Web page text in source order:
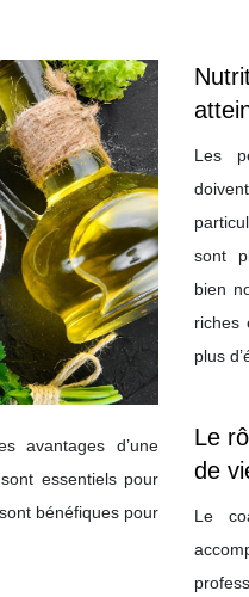
avantages d’une
essentiels pour
bénéfiques pour
Les
sont
bien
riches
plus
Le
de
Le